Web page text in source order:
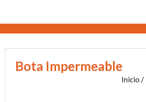
Bota Impermeable
Inicio /